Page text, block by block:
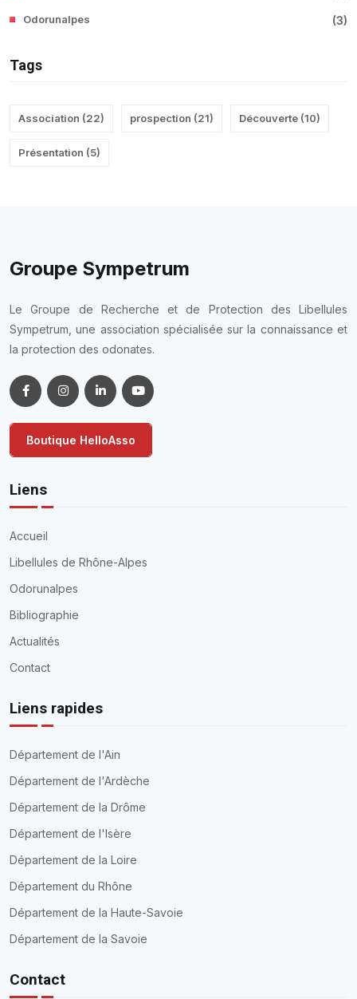
Odorunalpes (3)
Tags
Association (22) prospection (21) Découverte (10)
Présentation (5)
Groupe Sympetrum
Le Groupe de Recherche et de Protection des Libellules
Sympetrum, une association spécialisée sur la connaissance et
la protection des odonates.
Boutique HelloAsso
Liens
Accueil
Libellules de Rhône-Alpes
Odorunalpes
Bibliographie
Actualités
Contact
Liens rapides
Département de l'Ain
Département de l'Ardèche
Département de la Drôme
Département de l'Isère
Département de la Loire
Département du Rhône
Département de la Haute-Savoie
Département de la Savoie
Contact